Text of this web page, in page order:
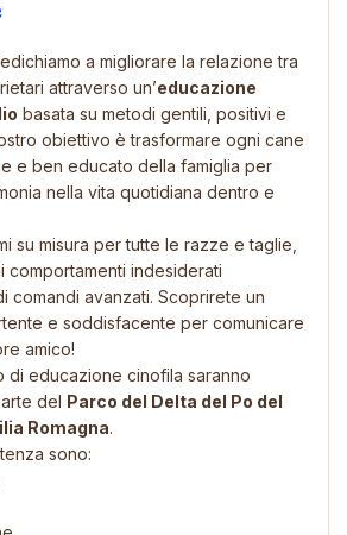
a migliorare la relazione tra
attraverso un’educazione
basata su metodi gentili, positivi e
obiettivo è trasformare ogni cane
e ben educato della famiglia per
nella vita quotidiana dentro e
su misura per tutte le razze e taglie,
comportamenti indesiderati
comandi avanzati. Scoprirete un
e soddisfacente per comunicare
amico!
di educazione cinofila saranno
del Parco del Delta del Po del
Romagna.
sono: